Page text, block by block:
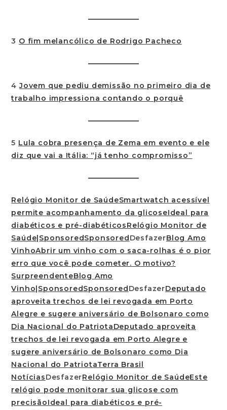
3 O fim melancólico de Rodrigo Pacheco
4Jovem que pediu demissão no primeiro dia de
trabalho impressiona contando o porquê
5 Lula cobra presença de Zema em evento e ele
diz que vai a Itália: “já tenho compromisso”
Relógio Monitor de SaúdeSmartwatch acessível
permite acompanhamento da glicoseIdeal para
diabéticos e pré-diabéticosRelógio Monitor de
Saúde|SponsoredSponsoredDesfazerBlog Amo
VinhoAbrir um vinho com o saca-rolhas é o pior
erro que você pode cometer. O motivo?
SurpreendenteBlog Amo
Vinho|SponsoredSponsoredDesfazerDeputado
aproveita trechos de lei revogada em Porto
Alegre e sugere aniversário de Bolsonaro como
Dia Nacional do PatriotaDeputado aproveita
trechos de lei revogada em Porto Alegre e
sugere aniversário de Bolsonaro como Dia
Nacional do PatriotaTerra Brasil
NotíciasDesfazerRelógio Monitor de SaúdeEste
relógio pode monitorar sua glicose com
precisãoIdeal para diabéticos e pré-